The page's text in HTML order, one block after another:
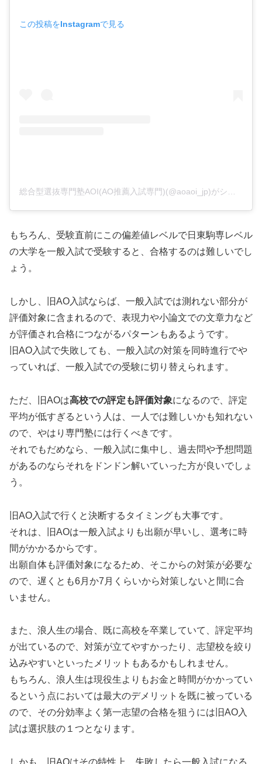
この投稿をInstagramで見る
総合型選抜専門塾AOI(AO推薦入試専門)(@aoaoi_jp)がシェアした投稿
もちろん、受験直前にこの偏差値レベルで日東駒専レベル
の大学を一般入試で受験すると、合格するのは難しいでし
ょう。
しかし、旧AO入試ならば、一般入試では測れない部分が
評価対象に含まれるので、表現力や小論文での文章力など
が評価され合格につながるパターンもあるようです。
旧AO入試で失敗しても、一般入試の対策を同時進行でや
っていれば、一般入試での受験に切り替えられます。
ただ、旧AOは高校での評定も評価対象になるので、評定
平均が低すぎるという人は、一人では難しいかも知れない
ので、やはり専門塾には行くべきです。
それでもだめなら、一般入試に集中し、過去問や予想問題
があるのならそれをドンドン解いていった方が良いでしょ
う。
旧AO入試で行くと決断するタイミングも大事です。
それは、旧AOは一般入試よりも出願が早いし、選考に時
間がかかるからです。
出願自体も評価対象になるため、そこからの対策が必要な
ので、遅くとも6月か7月くらいから対策しないと間に合
いません。
また、浪人生の場合、既に高校を卒業していて、評定平均
が出ているので、対策が立てやすかったり、志望校を絞り
込みやすいといったメリットもあるかもしれません。
もちろん、浪人生は現役生よりもお金と時間がかかってい
るという点においては最大のデメリットを既に被っている
ので、その分効率よく第一志望の合格を狙うには旧AO入
試は選択肢の１つとなります。